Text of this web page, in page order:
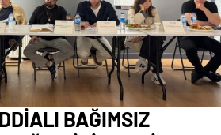
BAĞIMSIZ